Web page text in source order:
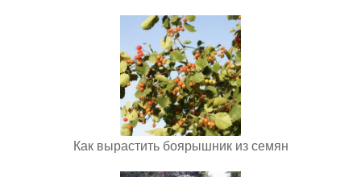
Как вырастить боярышник из семян